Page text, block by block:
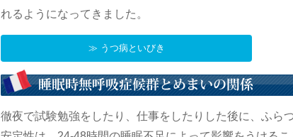
れるようになってきました。
≫ うつ病といびき
徹夜で試験勉強をしたり、仕事をしたりした後に、ふら